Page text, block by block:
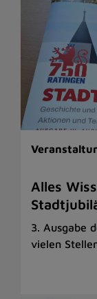
Alles
3. Ausgabe
vielen